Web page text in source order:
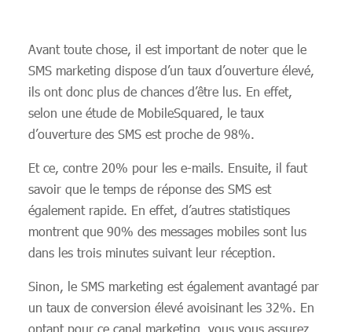
Avant toute chose, il est important de noter que le
SMS marketing dispose d’un taux d’ouverture élevé,
ils ont donc plus de chances d’être lus. En effet,
selon une étude de MobileSquared, le taux
d’ouverture des SMS est proche de 98%.
Et ce, contre 20% pour les e-mails. Ensuite, il faut
savoir que le temps de réponse des SMS est
également rapide. En effet, d’autres statistiques
montrent que 90% des messages mobiles sont lus
dans les trois minutes suivant leur réception.
Sinon, le SMS marketing est également avantagé par
un taux de conversion élevé avoisinant les 32%. En
optant pour ce canal marketing, vous vous assurez